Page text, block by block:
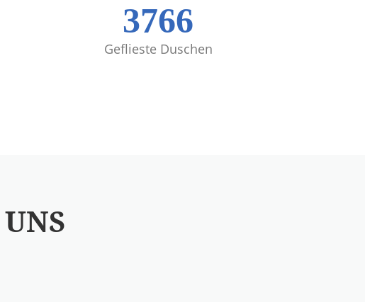
3766
Geflieste Duschen